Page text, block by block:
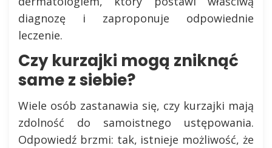
diagnozę i zaproponuje odpowiednie
leczenie.
Czy kurzajki mogą zniknąć
same z siebie?
Wiele osób zastanawia się, czy kurzajki mają
zdolność do samoistnego ustępowania.
Odpowiedź brzmi: tak, istnieje możliwość, że